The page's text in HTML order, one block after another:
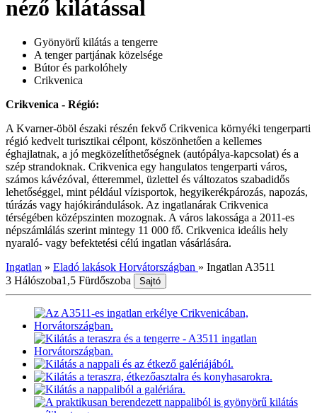
néző kilátással
Gyönyörű kilátás a tengerre
A tenger partjának közelsége
Bútor és parkolóhely
Crikvenica
Crikvenica - Régió:
A Kvarner-öböl északi részén fekvő Crikvenica környéki tengerparti
régió kedvelt turisztikai célpont, köszönhetően a kellemes
éghajlatnak, a jó megközelíthetőségnek (autópálya-kapcsolat) és a
szép strandoknak. Crikvenica egy hangulatos tengerparti város,
számos kávézóval, étteremmel, üzlettel és változatos szabadidős
lehetőséggel, mint például vízisportok, hegyikerékpározás, napozás,
túrázás vagy hajókirándulások. Az ingatlanárak Crikvenica
térségében középszinten mozognak. A város lakossága a 2011-es
népszámlálás szerint mintegy 11 000 fő. Crikvenica ideális hely
nyaraló- vagy befektetési célú ingatlan vásárlására.
Ingatlan » Eladó lakások Horvátországban » Ingatlan A3511
3 Hálószoba1,5 Fürdőszoba Sajtó